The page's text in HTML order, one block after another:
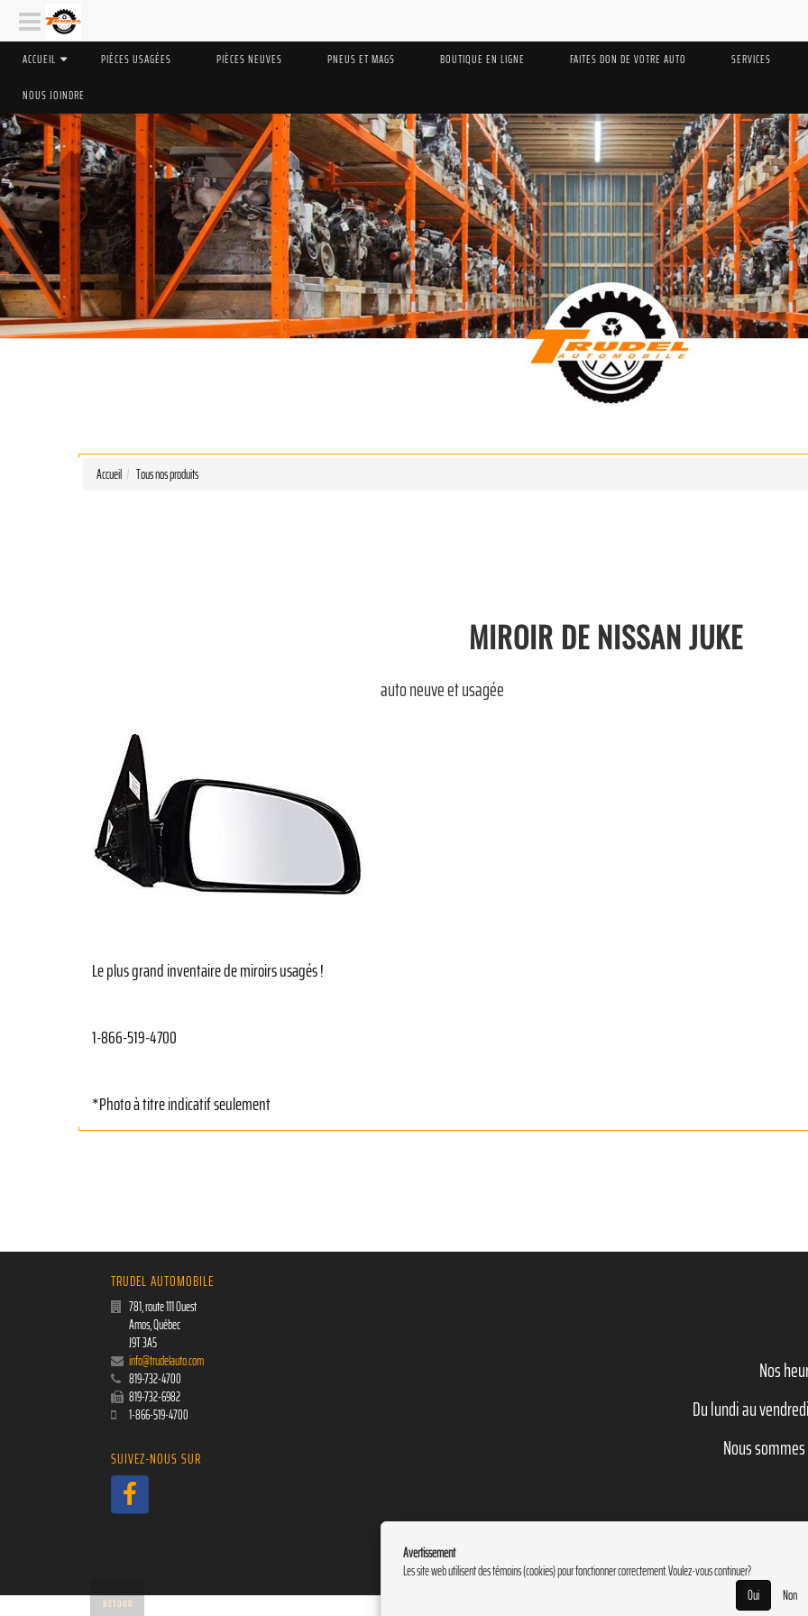
ACCUEIL PIÈCES USAGÉES PIÈCES NEUVES PNEUS ET MAGS BOUTIQUE EN LIGNE FAITES DON DE VOTRE AUTO SERVICES
NOUS JOINDRE
Accueil Tous nos produits
MIROIR DE NISSAN JUKE
auto neuve et usagée
Le plus grand inventaire de miroirs usagés !
1-866-519-4700
*Photo à titre indicatif seulement
TRUDEL AUTOMOBILE
781, route 111 Ouest
Amos,Québec
J9T 3A5
info@trudelauto.com
819-732-4700
819-732-6982
1-866-519-4700
SUIVEZ-NOUS SUR
RETOUR
Nos
Du lundi au
Nous
Avertissement
Les site web utilisent des témoins (cookies) pour fonctionner correctement. Voulez-vous continuer?
Oui
Non